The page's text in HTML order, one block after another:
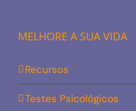
MELHORE A SUA VIDA
Recursos
Testes Psicológicos